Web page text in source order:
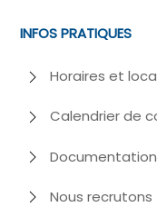
INFOS PRATIQUES
Horaires et
Calendrier de
Documentation
Nous recrutons